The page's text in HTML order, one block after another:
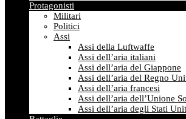
Protagonisti
Militari
Politici
Assi
Assi della Luftwaffe
Assi dell’aria italiani
Assi dell’aria del Giappone
Assi dell’aria del Regno
Assi dell’aria francesi
Assi dell’aria dell’Unione
Assi dell’aria degli Stati